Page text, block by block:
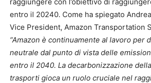
entro il 20240. Come ha spiegato
Vice President, Amazon Transportation
“Amazon è continuamente al lavoro per
neutrale dal punto di vista delle
entro il 2040. La decarbonizzazione
trasporti gioca un ruolo cruciale nel